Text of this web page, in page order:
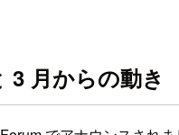
3 月からの動き